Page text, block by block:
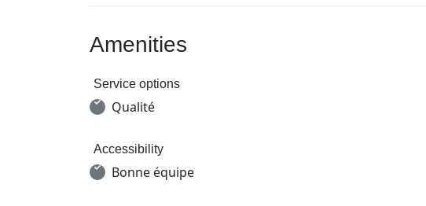
Amenities
Service options
Qualité
Accessibility
Bonne équipe